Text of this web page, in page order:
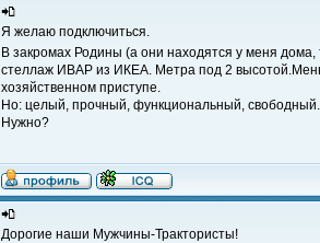
Я желаю подключиться.
В закромах Родины (а они находятся у меня
стеллаж ИВАР из ИКЕА. Метра под 2
хозяйственном приступе.
Но: целый, прочный, функциональный, свободный.
Нужно?
Дорогие наши Мужчины-Трактористы!